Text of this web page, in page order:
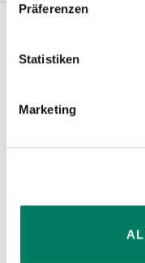
Präferenzen
Statistiken
Marketing
Weitere
Hinweise